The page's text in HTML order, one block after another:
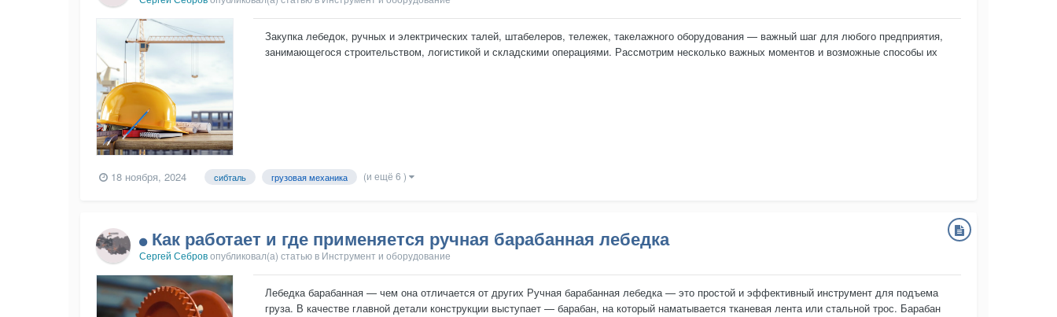
Закупка лебедок, ручных и электрических талей, штабелеров, тележек, такелажного оборудования — важный шаг для любого предприятия,
занимающегося строительством, логистикой и складскими операциями. Рассмотрим несколько важных моментов и возможные способы их
18 ноября, 2024 сибталь грузовая механика (и ещё 6 )
Как работает и где применяется ручная барабанная лебедка
Сергей Себровопубликовал(а) статью в Инструмент и оборудование
Лебедка барабанная — чем она отличается от других Ручная барабанная лебедка — это простой и эффективный инструмент для подъема
груза. В качестве главной детали конструкции выступает — барабан, на который наматывается тканевая лента или стальной трос. Барабан